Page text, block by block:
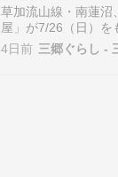
草加流山線・南蓮沼
屋」が7/26（日）を
【広告・スポンサ
屋 場所はこちら。
4日前 三郷ぐらし -